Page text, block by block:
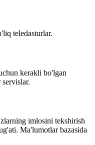
teledasturlar.
kerakli bo'lgan
imlosini tekshirish
Ma'lumotlar bazasida